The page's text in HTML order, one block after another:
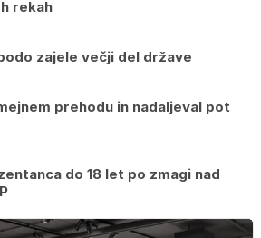
rekah
zajele večji del države
prehodu in nadaljeval pot
do 18 let po zmagi nad